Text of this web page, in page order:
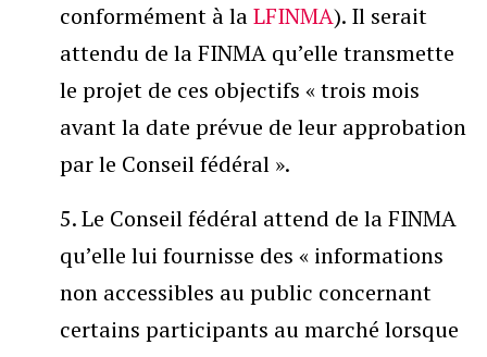
conformément à laLFINMA). Il serait
attendu de la FINMA qu’elle transmette
le projet de ces objectifs « trois mois
avant la date prévue de leur approbation
par le Conseil fédéral ».
5. Le Conseil fédéral attend de la FINMA
qu’elle lui fournisse des « informations
non accessibles au public concernant
certains participants au marché lorsque